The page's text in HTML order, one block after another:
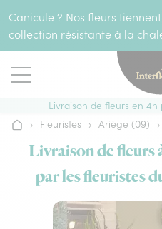
Canicule ? Nos fleurs
collection résistante à la
Livraison de fleurs en
Accueil
› Fleuristes › Ariège (09) ›
Livraison de
par les fleuristes